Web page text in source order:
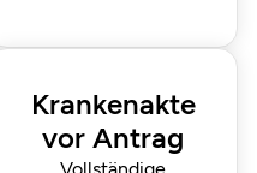
Krankenakte
vor Antrag